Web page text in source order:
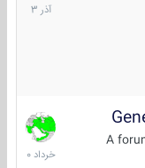
1403
A
10
خرداد
1400